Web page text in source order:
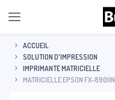
ACCUEIL
SOLUTION D'IMPRESSION
IMPRIMANTE MATRICIELLE
MATRICIELLE EPSON FX-890IIN